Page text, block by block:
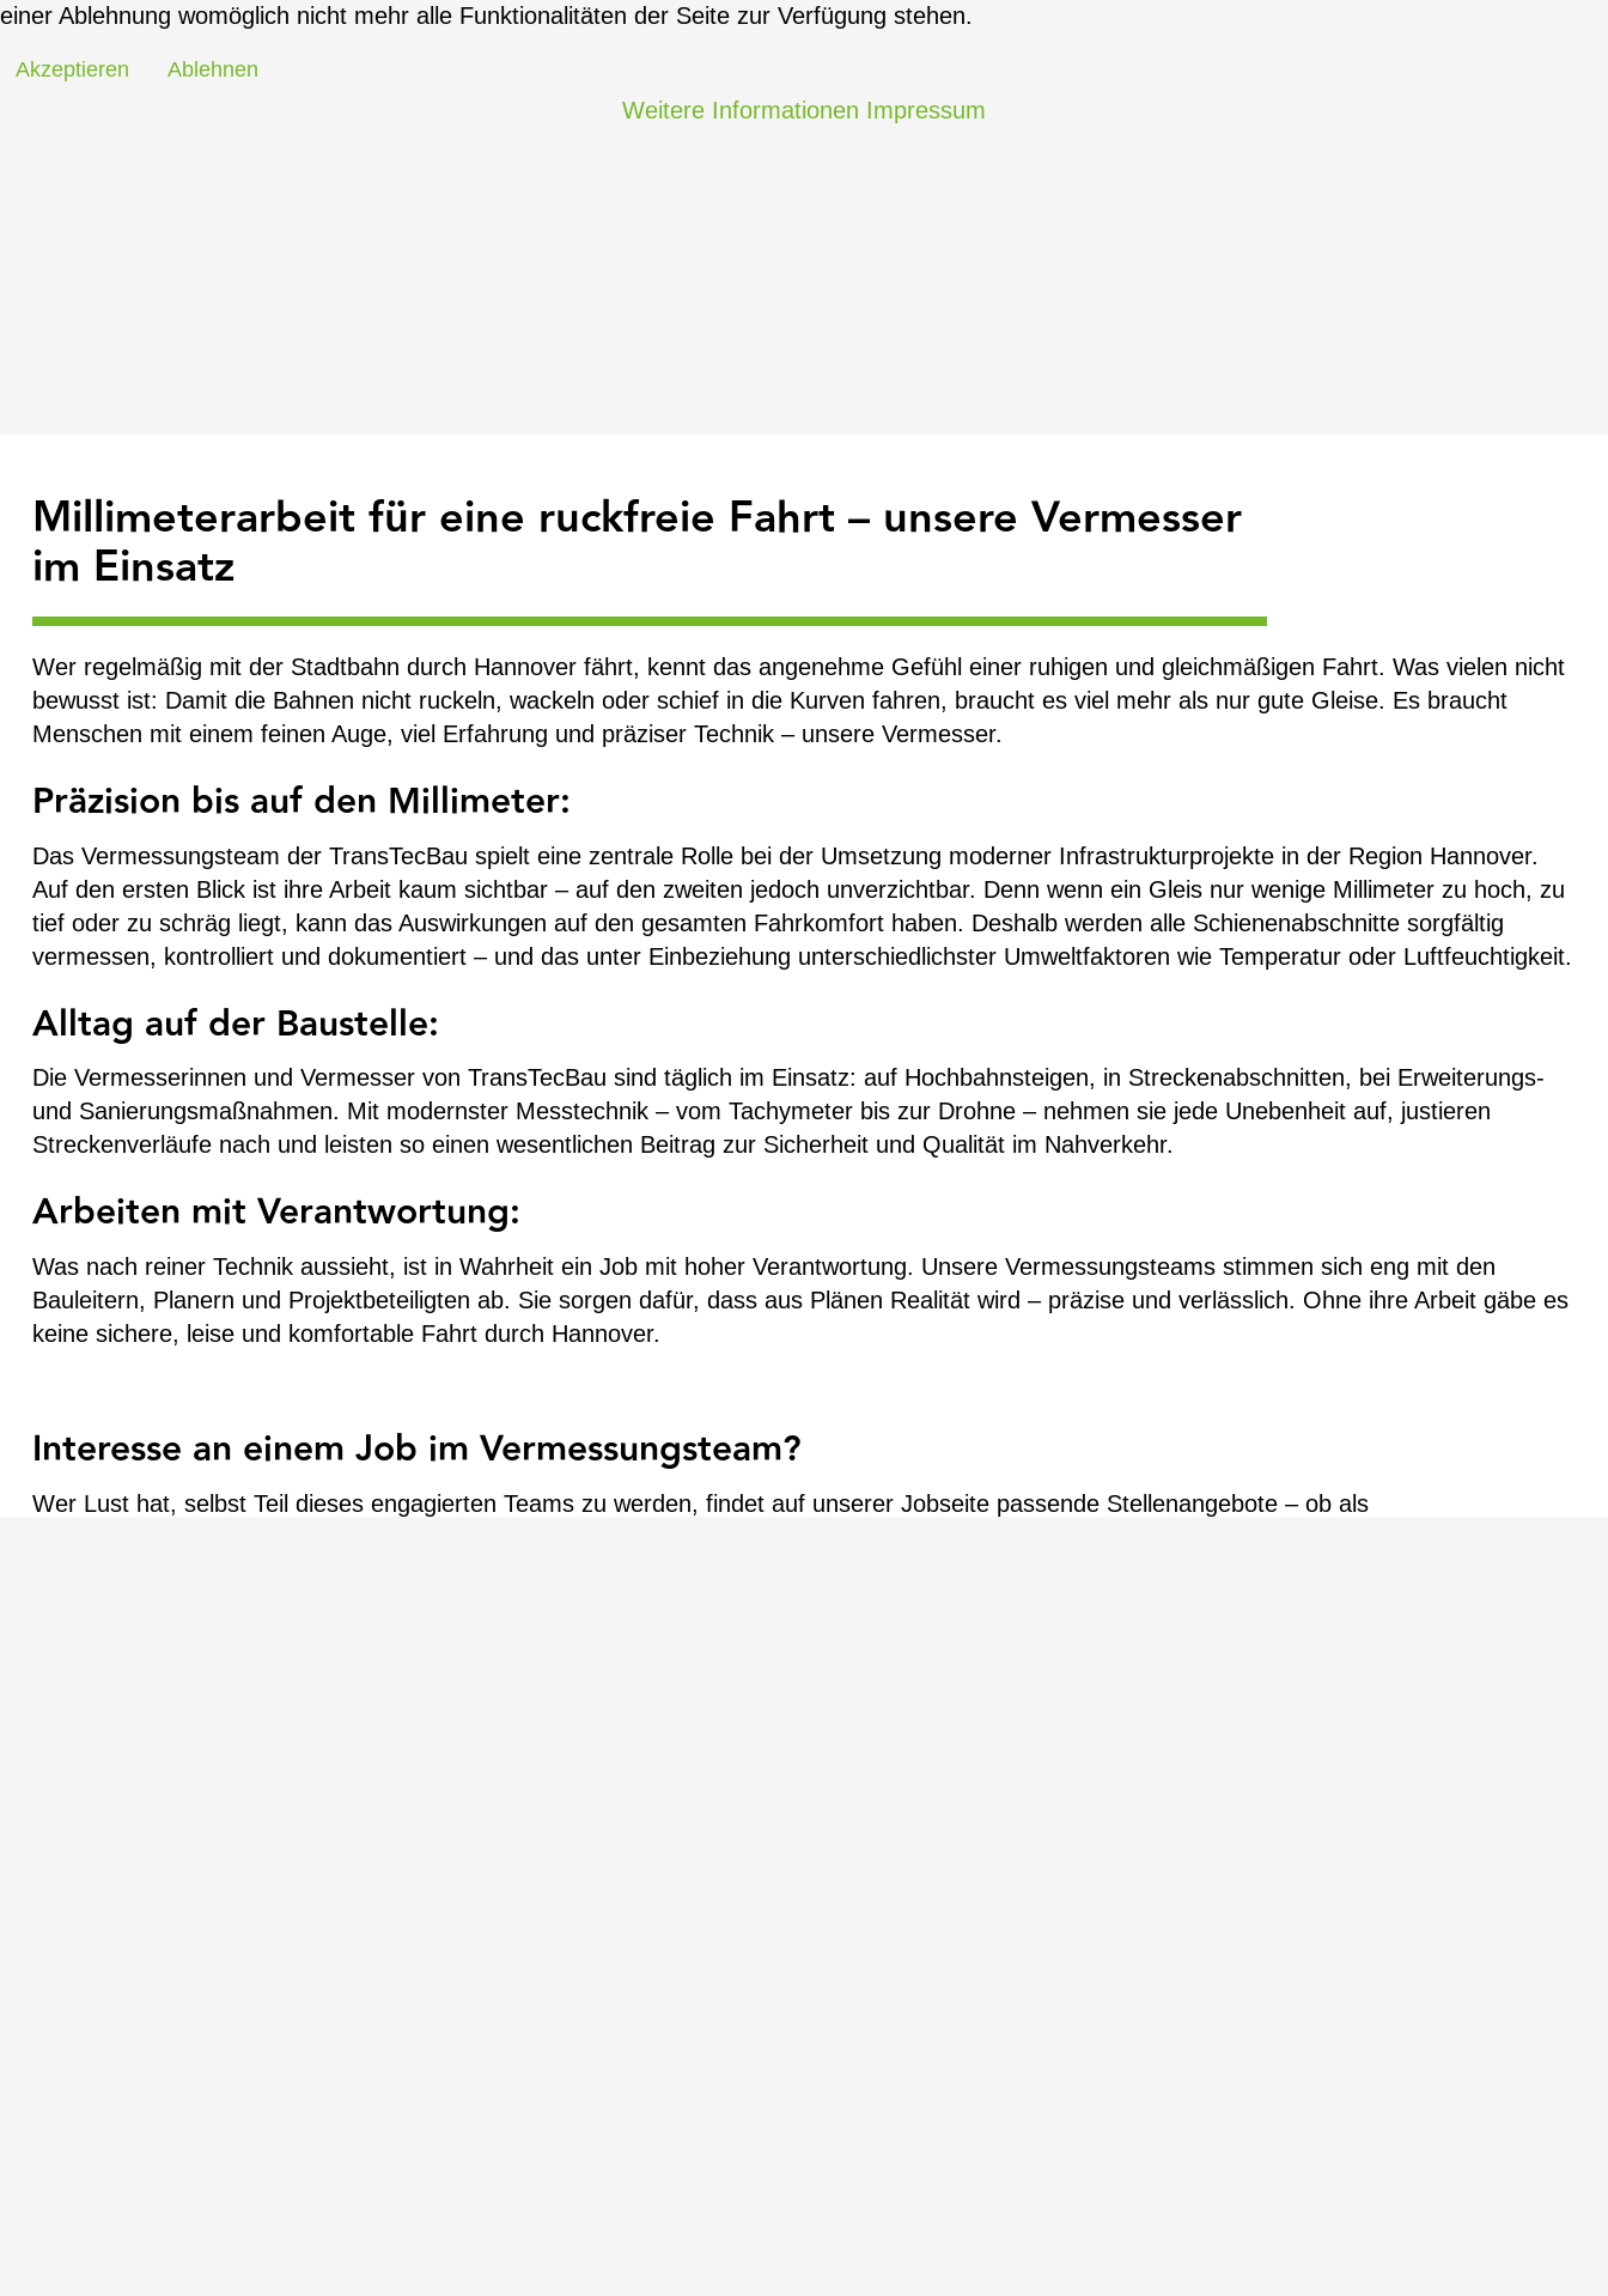
Millimeterarbeit für eine ruckfreie Fahrt – unsere Vermesser
im Einsatz
Wer regelmäßig mit der Stadtbahn durch Hannover fährt, kennt das angenehme Gefühl einer ruhigen und gleichmäßigen Fahrt. Was vielen nicht
bewusst ist: Damit die Bahnen nicht ruckeln, wackeln oder schief in die Kurven fahren, braucht es viel mehr als nur gute Gleise. Es braucht
Menschen mit einem feinen Auge, viel Erfahrung und präziser Technik – unsere Vermesser.
Präzision bis auf den Millimeter:
Das Vermessungsteam der TransTecBau spielt eine zentrale Rolle bei der Umsetzung moderner Infrastrukturprojekte in der Region Hannover.
Auf den ersten Blick ist ihre Arbeit kaum sichtbar – auf den zweiten jedoch unverzichtbar. Denn wenn ein Gleis nur wenige Millimeter zu hoch, zu
tief oder zu schräg liegt, kann das Auswirkungen auf den gesamten Fahrkomfort haben. Deshalb werden alle Schienenabschnitte sorgfältig
vermessen, kontrolliert und dokumentiert – und das unter Einbeziehung unterschiedlichster Umweltfaktoren wie Temperatur oder Luftfeuchtigkeit.
Alltag auf der Baustelle:
Die Vermesserinnen und Vermesser von TransTecBau sind täglich im Einsatz: auf Hochbahnsteigen, in Streckenabschnitten, bei Erweiterungs-
und Sanierungsmaßnahmen. Mit modernster Messtechnik – vom Tachymeter bis zur Drohne – nehmen sie jede Unebenheit auf, justieren
Streckenverläufe nach und leisten so einen wesentlichen Beitrag zur Sicherheit und Qualität im Nahverkehr.
Arbeiten mit Verantwortung:
Was nach reiner Technik aussieht, ist in Wahrheit ein Job mit hoher Verantwortung. Unsere Vermessungsteams stimmen sich eng mit den
Bauleitern, Planern und Projektbeteiligten ab. Sie sorgen dafür, dass aus Plänen Realität wird – präzise und verlässlich. Ohne ihre Arbeit gäbe es
keine sichere, leise und komfortable Fahrt durch Hannover.
Interesse an einem Job im Vermessungsteam?
Wer Lust hat, selbst Teil dieses engagierten Teams zu werden, findet auf unserer Jobseite passende Stellenangebote – ob als
einer Ablehnung womöglich nicht mehr alle Funktionalitäten der Seite zur Verfügung stehen.
Akzeptieren Ablehnen
Weitere Informationen Impressum